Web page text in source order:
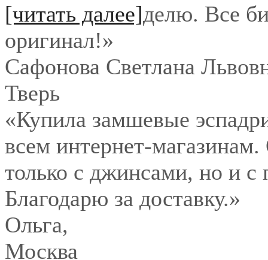
[читать далее]делю. Все
оригинал!»
Сафонова Светлана
Тверь
«Купила замшевые
всем интернет-
только с джинсами, но и с
Благодарю за доставку.»
Ольга,
Москва